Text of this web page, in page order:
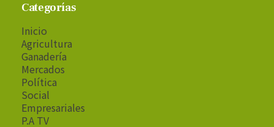
Categorías
Inicio
Agricultura
Ganadería
Mercados
Política
Social
Empresariales
P.A TV